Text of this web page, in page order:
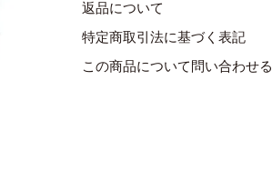
返品について
特定商取引法に基づく表記
この商品について問い合わせる